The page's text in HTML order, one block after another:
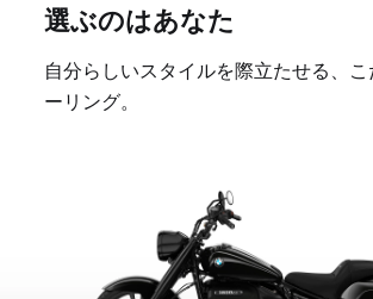
選ぶのはあなた
自分らしいスタイルを際立たせる、
ーリング。